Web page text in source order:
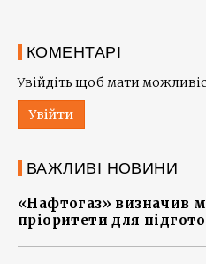
КОМЕНТАРІ
Увійдіть щоб мати
Увійти
ВАЖЛИВІ НОВИНИ
«Нафтогаз» визначив
пріоритети для